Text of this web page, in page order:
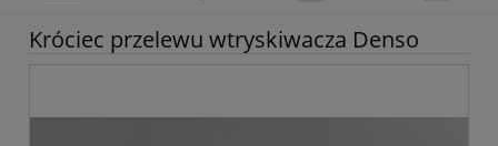
Króciec przelewu wtryskiwacza Denso